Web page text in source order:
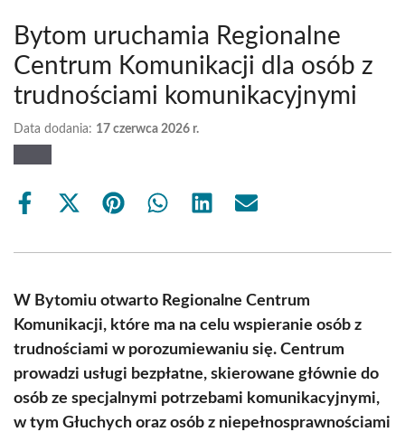
Bytom uruchamia Regionalne
Centrum Komunikacji dla osób z
trudnościami komunikacyjnymi
Data dodania: 17 czerwca 2026 r.
Share
Share
(Twitter)
Share Share Share Share
W Bytomiu otwarto Regionalne Centrum
Komunikacji, które ma na celu wspieranie osób z
trudnościami w porozumiewaniu się. Centrum
prowadzi usługi bezpłatne, skierowane głównie do
osób ze specjalnymi potrzebami komunikacyjnymi,
w tym Głuchych oraz osób z niepełnosprawnościami